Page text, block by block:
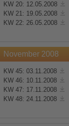
KW 20: 12.05.2008
KW 21: 19.05.2008
KW 22: 26.05.2008
November 2008
KW 45: 03.11.2008
KW 46: 10.11.2008
KW 47: 17.11.2008
KW 48: 24.11.2008